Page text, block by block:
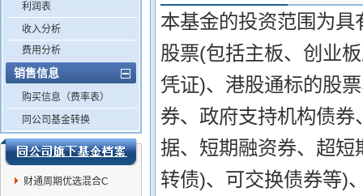
利润表
收入分析
费用分析
销售信息
购买信息（费率表）
同公司基金转换
财通周期优选混合C
本基金的投资范围为
股票(包括主板、创业
凭证)、港股通标的股
券、政府支持机构债
据、短期融资券、超
转债)、可交换债券等)